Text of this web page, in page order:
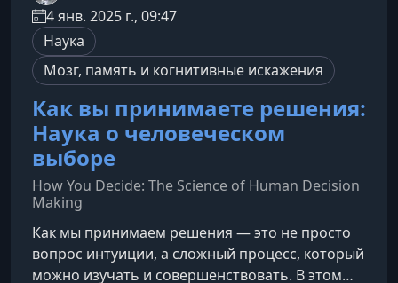
4 янв. 2025 г., 09:47
Наука
Мозг, память и когнитивные искажения
Как вы принимаете решения:
Наука о человеческом
выборе
How You Decide: The Science of Human Decision
Making
Как мы принимаем решения — это не просто
вопрос интуиции, а сложный процесс, который
можно изучать и совершенствовать. В этом